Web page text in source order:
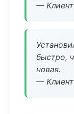
—
быстро,
новая.
—